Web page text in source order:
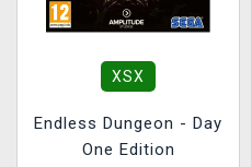
XSX
Endless Dungeon - Day
One Edition